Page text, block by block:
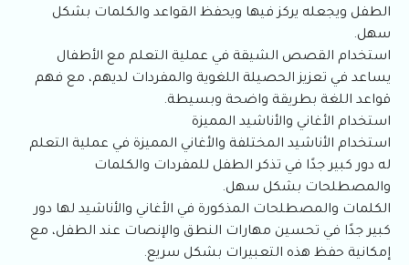
الطفل ويجعله يركز فيها ويحفظ القواعد والكلمات بشكل
سهل.
استخدام القصص الشيقة في عملية التعلم مع الأطفال
يساعد في تعزيز الحصيلة اللغوية والمفردات لديهم، مع فهم
قواعد اللغة بطريقة واضحة وبسيطة.
استخدام الأغاني والأناشيد المميزة
استخدام الأناشيد المختلفة والأغاني المميزة في عملية التعلم
له دور كبير جدًا في تذكر الطفل للمفردات والكلمات
والمصطلحات بشكل سهل.
الكلمات والمصطلحات المذكورة في الأغاني والأناشيد لها دور
كبير جدًا في تحسين مهارات النطق والإنصات عند الطفل، مع
إمكانية حفظ هذه التعبيرات بشكل سريع.